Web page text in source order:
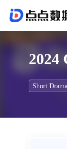
2024
Short Drama